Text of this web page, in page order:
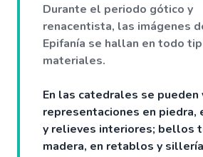
Durante el periodo gótico y
renacentista, las imágenes
Epifanía se hallan en todo
materiales.
En las catedrales se pueden
representaciones en piedra,
y relieves interiores; bellos
madera, en retablos y